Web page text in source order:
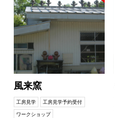
風来窯
工房見学 工房見学予約受付
ワークショップ